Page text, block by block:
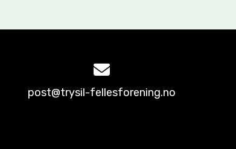
post@trysil-fellesforening.no